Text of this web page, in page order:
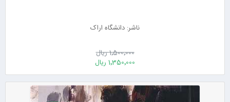
ناشر: دانشگاه اراک
1٬500٬000 ریال
1٬350٬000 ریال